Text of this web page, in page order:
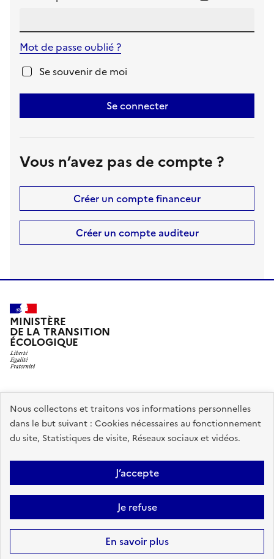
Nous collectons et traitons vos informations personnelles
dans le but suivant : Cookies nécessaires au fonctionnement
du site, Statistiques de visite, Réseaux sociaux et vidéos.
J’accepte
Je refuse
En savoir plus
Mot de passe oublié ?
Se souvenir de moi
Se connecter
Vous n’avez pas de compte ?
Créer un compte financeur
Créer un compte auditeur
MINISTÈRE
DE LA TRANSITION
ÉCOLOGIQUE
legifrance.gouv.fr
label-bas-carbone.ecologie.gouv.fr
Conditions générales d'utilisation
Mentions légales
Paramètres d'affichage
Sauf mention contraire, tous les contenus de ce site sont sous